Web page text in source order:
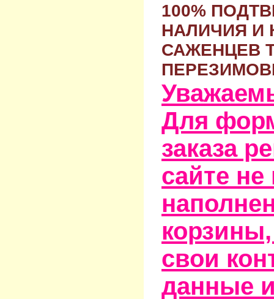
100%
НАЛИЧИЯ И
САЖЕНЦЕВ
Для
заказа
сайте
свои
данные